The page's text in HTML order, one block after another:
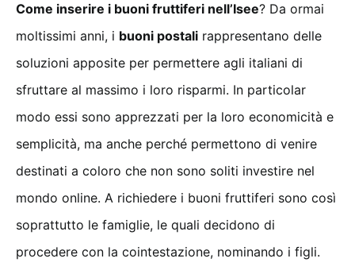
Come inserire i buoni fruttiferi nell’Isee? Da ormai
moltissimi anni, i buoni postali rappresentano delle
soluzioni apposite per permettere agli italiani di
sfruttare al massimo i loro risparmi. In particolar
modo essi sono apprezzati per la loro economicità e
semplicità, ma anche perché permettono di venire
destinati a coloro che non sono soliti investire nel
mondo online. A richiedere i buoni fruttiferi sono così
soprattutto le famiglie, le quali decidono di
procedere con la cointestazione, nominando i figli.